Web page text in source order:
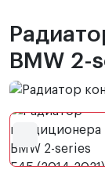
BMW 2-